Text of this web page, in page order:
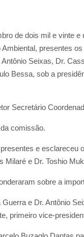
de dois mil e vinte
presentes
Seixas, Dr.
Bessa, sob a
Secretário
comissão.
e
Milaré e Dr. Toshio
sobre a
e Dr. Antônio
primeiro vice-